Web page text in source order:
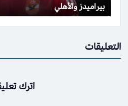
بيراميدز والأهلي
التعليقات
اترك